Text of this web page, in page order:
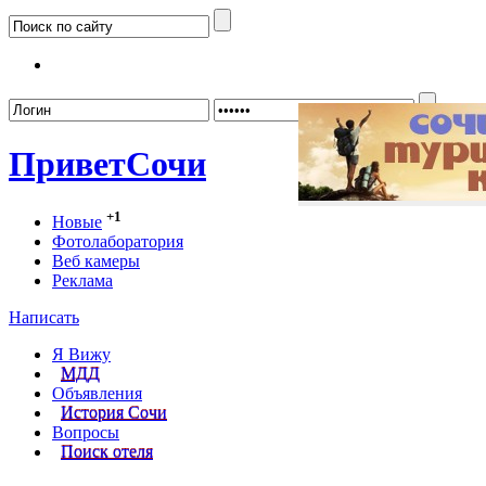
ПриветСочи
Новые +1
Фотолаборатория
Веб камеры
Реклама
Написать
Я Вижу
МДД
Объявления
История Сочи
Вопросы
Поиск отеля